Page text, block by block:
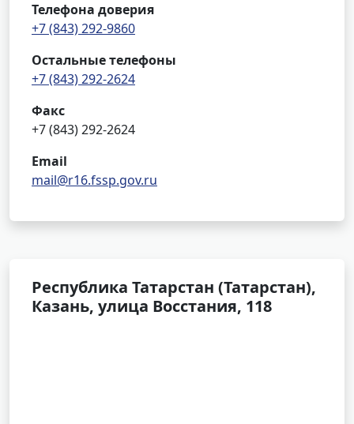
Телефона доверия
+7 (843) 292-9860
Остальные телефоны
+7 (843) 292-2624
Факс
+7 (843) 292-2624
Email
mail@r16.fssp.gov.ru
Республика Татарстан (Татарстан),
Казань, улица Восстания, 118